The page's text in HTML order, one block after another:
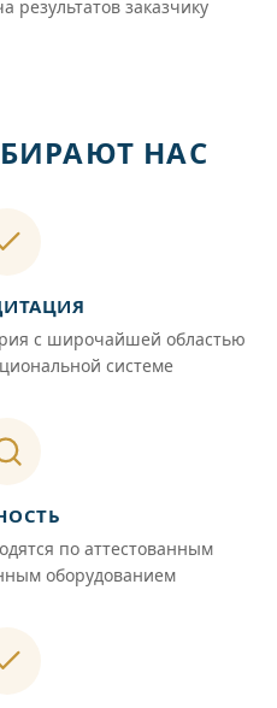
заказчику
НАС
с широчайшей областью
системе
по аттестованным
оборудованием